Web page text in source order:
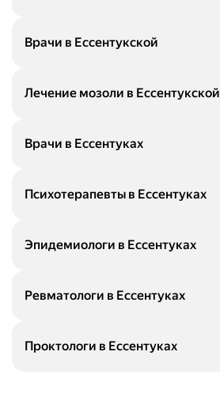
Врачи в Ессентукской
Лечение мозоли в Ессентукской
Врачи в Ессентуках
Психотерапевты в Ессентуках
Эпидемиологи в Ессентуках
Ревматологи в Ессентуках
Проктологи в Ессентуках